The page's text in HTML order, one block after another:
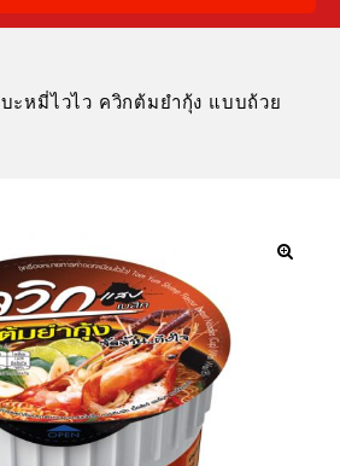
บะหมี่ไวไว ควิกต้มยำกุ้ง แบบถ้วย